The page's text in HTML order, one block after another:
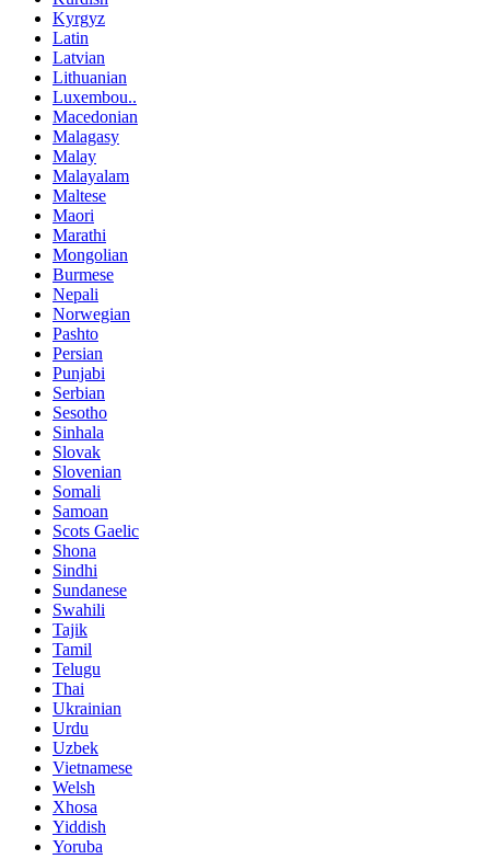
Kyrgyz
Latin
Latvian
Lithuanian
Luxembou..
Macedonian
Malagasy
Malay
Malayalam
Maltese
Maori
Marathi
Mongolian
Burmese
Nepali
Norwegian
Pashto
Persian
Punjabi
Serbian
Sesotho
Sinhala
Slovak
Slovenian
Somali
Samoan
Scots Gaelic
Shona
Sindhi
Sundanese
Swahili
Tajik
Tamil
Telugu
Thai
Ukrainian
Urdu
Uzbek
Vietnamese
Welsh
Xhosa
Yiddish
Yoruba